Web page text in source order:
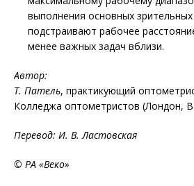
выполнения основных зрительных
подстраивают рабочее
менее важных задач вблизи.
Автор:
Т. Патель, практикующий
Колледжа оптометристов (Лондон,
Перевод: И. В. Ластовская
© РА «Веко»